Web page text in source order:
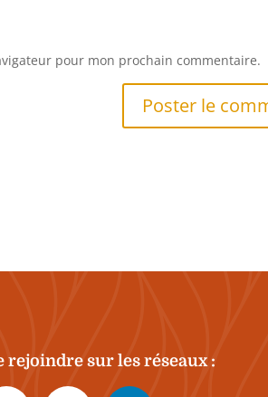
pour mon prochain commentaire.
rejoindre sur les réseaux :